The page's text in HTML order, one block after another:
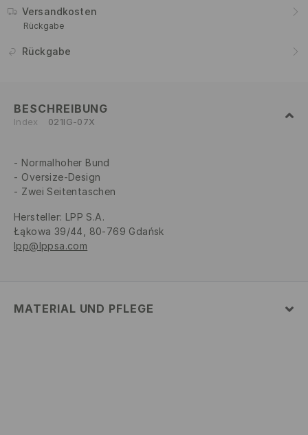
Versandkosten
Rückgabe
Rückgabe
BESCHREIBUNG
Index 021IG-07X
Normalhoher Bund
Oversize-Design
Zwei Seitentaschen
Hersteller: LPP S.A.
Łąkowa 39/44, 80-769 Gdańsk
lpp@lppsa.com
MATERIAL UND PFLEGE